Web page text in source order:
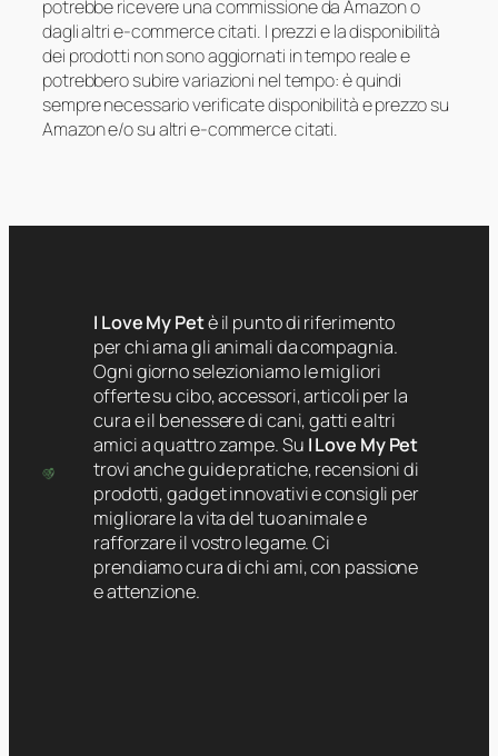
potrebbe ricevere una commissione da Amazon o
dagli altri e-commerce citati. I prezzi e la disponibilità
dei prodotti non sono aggiornati in tempo reale e
potrebbero subire variazioni nel tempo: è quindi
sempre necessario verificate disponibilità e prezzo su
Amazon e/o su altri e-commerce citati.
I Love My Petè il punto di riferimento
per chi ama gli animali da compagnia.
Ogni giorno selezioniamo le migliori
offerte su cibo, accessori, articoli per la
cura e il benessere di cani, gatti e altri
amici a quattro zampe. Su I Love My Pet
trovi anche guide pratiche, recensioni di
prodotti, gadget innovativi e consigli per
migliorare la vita del tuo animale e
rafforzare il vostro legame. Ci
prendiamo cura di chi ami, con passione
e attenzione.